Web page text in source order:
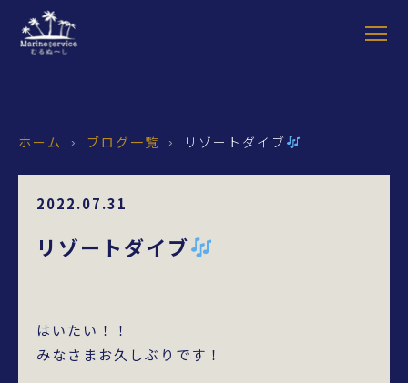
ホーム › ブログ一覧 › リゾートダイブ
2022.07.31
リゾートダイブ
はいたい！！
みなさまお久しぶりです！